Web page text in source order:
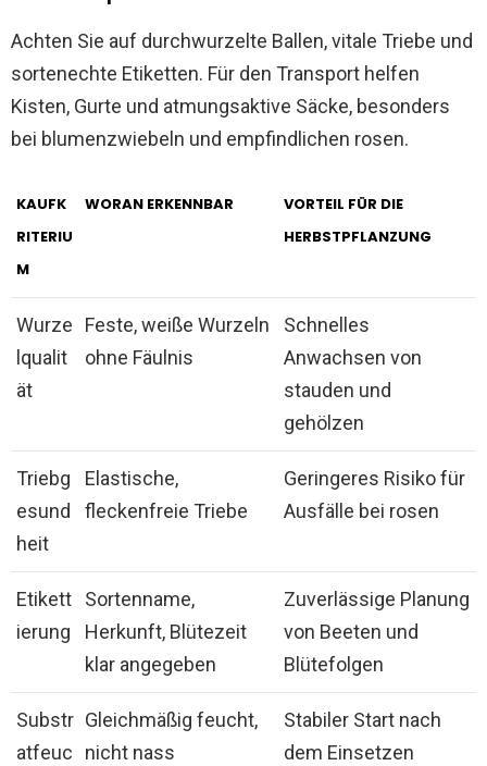
Achten Sie auf durchwurzelte Ballen, vitale Triebe und
sortenechte Etiketten. Für den Transport helfen
Kisten, Gurte und atmungsaktive Säcke, besonders
bei blumenzwiebeln und empfindlichen rosen.
KAUFK
RITERIU
M
WORAN ERKENNBAR
VORTEIL FÜR DIE
HERBSTPFLANZUNG
Wurze
lqualit
ät
Feste, weiße Wurzeln
ohne Fäulnis
Schnelles
Anwachsen von
stauden und
gehölzen
Triebg
esund
heit
Elastische,
fleckenfreie Triebe
Geringeres Risiko für
Ausfälle bei rosen
Etikett
ierung
Sortenname,
Herkunft, Blütezeit
klar angegeben
Zuverlässige Planung
von Beeten und
Blütefolgen
Substr
atfeuc
Gleichmäßig feucht,
nicht nass
Stabiler Start nach
dem Einsetzen